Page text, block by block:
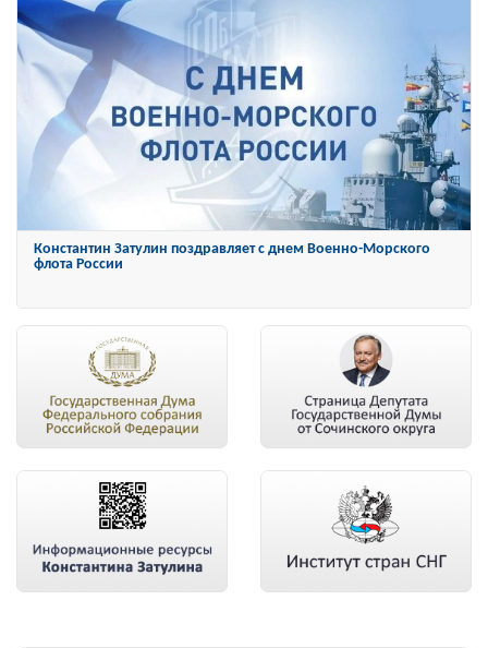
Константин Затулин награжден Орденом «За заслуги перед
Отечеством» IV степени